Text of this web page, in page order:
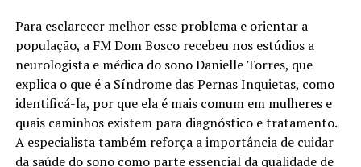
Para esclarecer melhor esse problema e orientar a
população, a FM Dom Bosco recebeu nos estúdios a
neurologista e médica do sono Danielle Torres, que
explica o que é a Síndrome das Pernas Inquietas, como
identificá-la, por que ela é mais comum em mulheres e
quais caminhos existem para diagnóstico e tratamento.
A especialista também reforça a importância de cuidar
da saúde do sono como parte essencial da qualidade de